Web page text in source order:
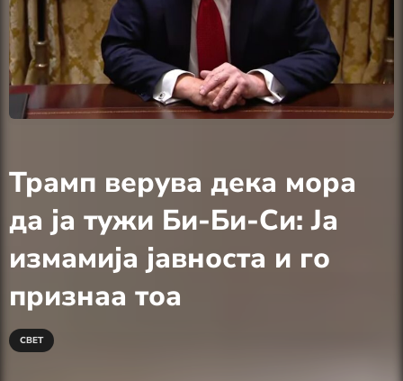
Трамп верува дека мора
да ја тужи Би-Би-Си: Ја
измамија јавноста и го
признаа тоа
СВЕТ